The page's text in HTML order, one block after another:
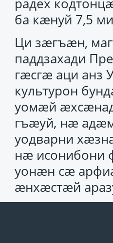
ба кӕнуй 7,5
Ци зӕгъӕн,
паддзахади
гӕсгӕ аци
культурон
уомӕй
гъӕуй, нӕ
уодварни
нӕ
уонӕн сӕ
ӕнхӕстӕй